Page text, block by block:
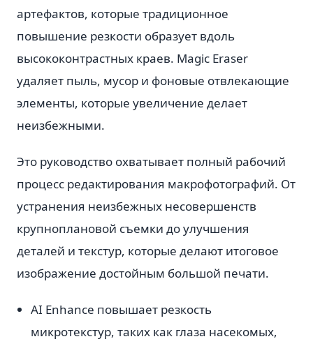
артефактов, которые традиционное
повышение резкости образует вдоль
высококонтрастных краев. Magic Eraser
удаляет пыль, мусор и фоновые отвлекающие
элементы, которые увеличение делает
неизбежными.
Это руководство охватывает полный рабочий
процесс редактирования макрофотографий. От
устранения неизбежных несовершенств
крупноплановой съемки до улучшения
деталей и текстур, которые делают итоговое
изображение достойным большой печати.
AI Enhance повышает резкость
микротекстур, таких как глаза насекомых,